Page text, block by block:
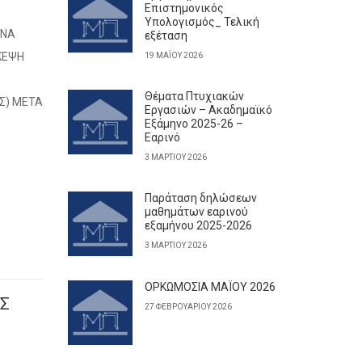
ΜΕΤΑ
Επιστημονικός
Υπολογισμός_ Τελική
εξέταση
19 ΜΑΪ́ΟΥ 2026
Θέματα Πτυχιακών
Εργασιών – Ακαδημαϊκό
Εξάμηνο 2025-26 –
Εαρινό
3 ΜΑΡΤΊΟΥ 2026
Παράταση δηλώσεων
μαθημάτων εαρινού
εξαμήνου 2025-2026
3 ΜΑΡΤΊΟΥ 2026
ΟΡΚΩΜΟΣΙΑ ΜΑΪΟΥ 2026
27 ΦΕΒΡΟΥΑΡΊΟΥ 2026